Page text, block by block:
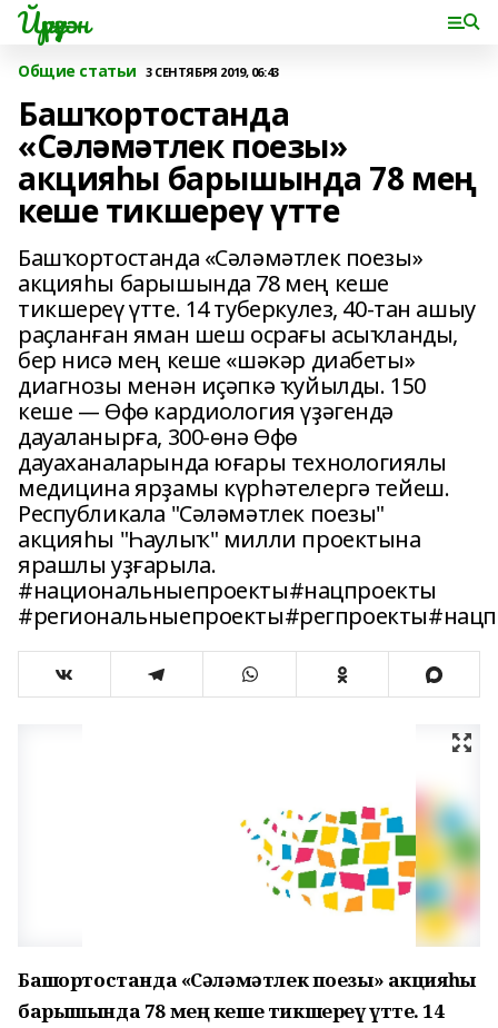
Йүрүҙән
Общие статьи 3 СЕНТЯБРЯ 2019, 06:43
Башҡортостанда
«Сәләмәтлек поезы»
акцияһы барышында 78 мең
кеше тикшереү үтте
Башҡортостанда «Сәләмәтлек поезы»
акцияһы барышында 78 мең кеше
тикшереү үтте. 14 туберкулез, 40-тан ашыу
раҫланған яман шеш осрағы асыҡланды,
бер нисә мең кеше «шәкәр диабеты»
диагнозы менән иҫәпкә ҡуйылды. 150
кеше — Өфө кардиология үҙәгендә
дауаланырға, 300-өнә Өфө
дауаханаларында юғары технологиялы
медицина ярҙамы күрһәтелергә тейеш.
Республикала "Сәләмәтлек поезы"
акцияһы "Һаулыҡ" милли проектына
ярашлы уҙғарыла.
#национальныепроекты#нацпроекты
Башҡортостанда «Сәләмәтлек поезы» акцияһы
барышында 78 мең кеше тикшереү үтте. 14